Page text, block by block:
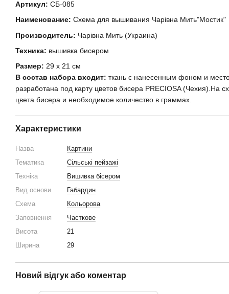
Артикул: СБ-085
Наименование: Схема для вышивания Чарівна Мить"Мостик"
Производитель: Чарівна Мить (Украина)
Техника: вышивка бисером
Размер: 29 x 21 см
В состав набора входит: ткань с нанесенным фоном и
разработана под карту цветов бисера PRECIOSA (Чехия).На
цвета бисера и необходимое количество в граммах.
Характеристики
Назва
Картини
Тематика
Сільські пейзажі
Техніка
Вишивка бісером
Вид основи
Габардин
Схема
Кольорова
Заповнення
Часткове
Висота
21
Ширина
29
Новий відгук або коментар